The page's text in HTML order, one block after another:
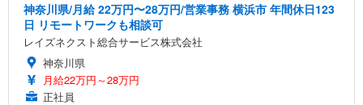
神奈川県/月給 22万円〜28万円/営業事務 横浜市 年間休日123
日 リモートワークも相談可
レイズネクスト総合サービス株式会社
神奈川県
月給22万円～28万円
正社員